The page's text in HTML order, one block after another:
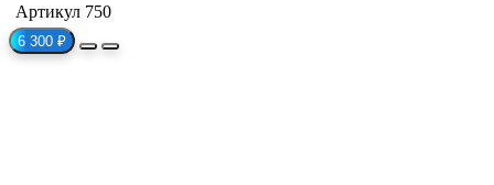
Артикул 750
6 300 ₽